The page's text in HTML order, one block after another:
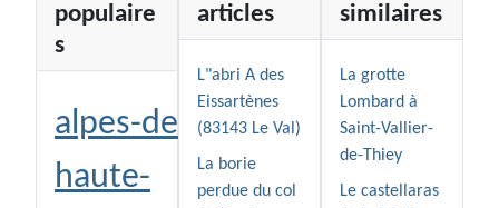
populaire
s
alpes-de-
haute-
articles
L"abri A des
Eissartènes
(83143 Le Val)
La borie
perdue du col
similaires
La grotte
Lombard à
Saint-Vallier-
de-Thiey
Le castellaras